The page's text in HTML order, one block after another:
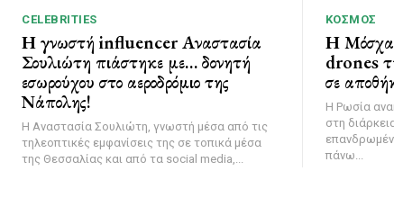
CELEBRITIES
Η γνωστή influencer Αναστασία
Σουλιώτη πιάστηκε με… δονητή
εσωρούχου στο αεροδρόμιο της
Νάπολης!
Η Αναστασία Σουλιώτη, γνωστή μέσα από τις
τηλεοπτικές εμφανίσεις της σε τοπικά μέσα
της Θεσσαλίας και από τα social media,...
ΚΌΣΜΟΣ
Η Μόσχα
drones
σε
Η Ρωσία
στη
πάνω...